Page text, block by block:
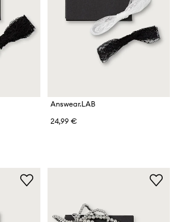
Answear.LAB
24,99 €